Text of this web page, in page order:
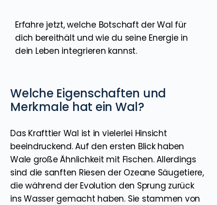
Erfahre jetzt, welche Botschaft der Wal für
dich bereithält und wie du seine Energie in
dein Leben integrieren kannst.
Welche Eigenschaften und
Merkmale hat ein Wal?
Das Krafttier Wal ist in vielerlei Hinsicht
beeindruckend. Auf den ersten Blick haben
Wale große Ähnlichkeit mit Fischen. Allerdings
sind die sanften Riesen der Ozeane Säugetiere,
die während der Evolution den Sprung zurück
ins Wasser gemacht haben. Sie stammen von